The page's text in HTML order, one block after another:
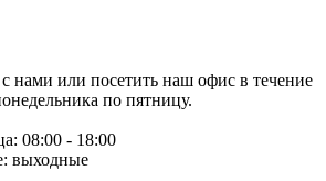
нами или посетить наш офис в течение
по пятницу.
08:00 - 18:00
выходные